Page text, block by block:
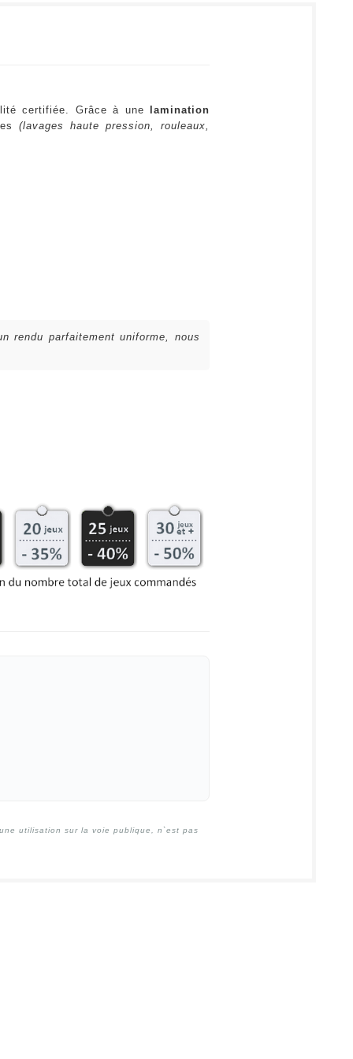
certifiée. Grâce à une
lamination
(lavages haute pression, rouleaux,
parfaitement uniforme, nous
utilisation sur la voie publique, n`est pas